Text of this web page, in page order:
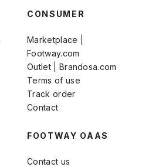
CONSUMER
Marketplace |
Footway.com
Outlet | Brandosa.com
Terms of use
Track order
Contact
FOOTWAY OAAS
Contact us